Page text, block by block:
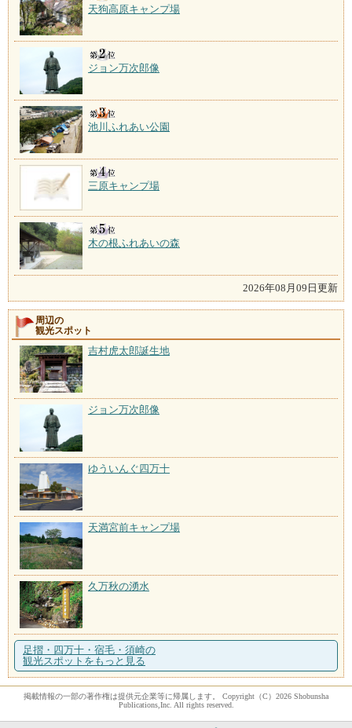
天狗高原キャンプ場
ジョン万次郎像
池川ふれあい公園
三原キャンプ場
木の根ふれあいの森
2026年08月09日更新
周辺の
観光スポット
吉村虎太郎誕生地
ジョン万次郎像
ゆういんぐ四万十
天満宮前キャンプ場
久万秋の湧水
足摺・四万十・宿毛・須崎の
観光スポットをもっと見る
掲載情報の一部の著作権は提供元企業等に帰属します。 Copyright（C）2026 Shobunsha
Publications,Inc. All rights reserved.